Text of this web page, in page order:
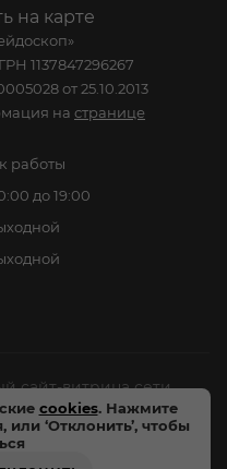
cookies. Нажмите
или ‘Отклонить’, чтобы
на карте
1137847296267
от 25.10.2013
на странице
работы
до 19:00
сайт-витрина сети
"Калейдоскоп Напитков
защищены.